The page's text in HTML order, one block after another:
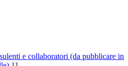
e collaboratori (da pubblicare in